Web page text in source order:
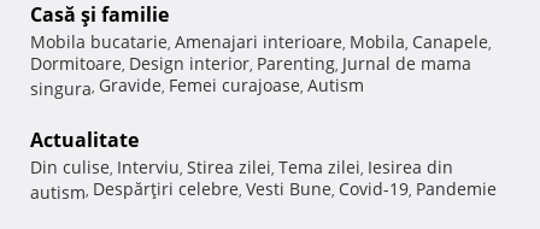
Casă şi familie
Mobila bucatarie, Amenajari interioare, Mobila, Canapele,
Dormitoare, Design interior, Parenting, Jurnal de mama
singura, Gravide, Femei curajoase, Autism
Actualitate
Din culise, Interviu, Stirea zilei, Tema zilei, Iesirea din
autism, Despărţiri celebre, Vesti Bune, Covid-19, Pandemie